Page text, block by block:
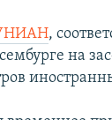
,
на